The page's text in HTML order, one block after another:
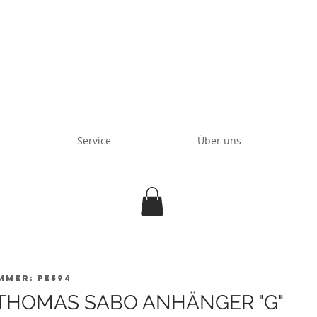
Service Über uns
PE594
SABO ANHÄNGER "G"